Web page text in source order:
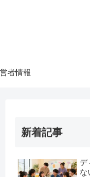
者情報
新着記事
デ
な